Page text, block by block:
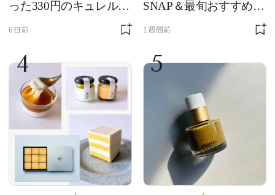
った330円のキュレル名
6日前
SNAP＆最旬おすすめサ
1週間前
4 5